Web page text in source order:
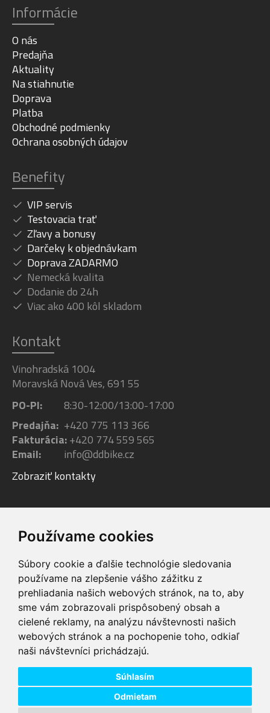
Používame cookies
Súbory cookie a ďalšie technológie sledovania
používame na zlepšenie vášho zážitku z
prehliadania našich webových stránok, na to, aby
sme vám zobrazovali prispôsobený obsah a
cielené reklamy, na analýzu návštevnosti našich
webových stránok a na pochopenie toho, odkiaľ
naši návštevníci prichádzajú.
Súhlasím
Odmietam
Informácie
O nás
Predajňa
Aktuality
Na stiahnutie
Doprava
Platba
Obchodné podmienky
Ochrana osobných údajov
Benefity
VIP servis
Testovacia trať
Zľavy a bonusy
Darčeky k objednávkam
Doprava ZADARMO
Nemecká kvalita
Dodanie do 24h
Viac ako 400 kôl skladom
Kontakt
Vinohradská 1004
Moravská Nová Ves, 691 55
PO-PI:
8:30-12:00/13:00-17:00
Predajňa: +420 775 113 366
Fakturácia:+420 774 559 565
Email:
info@ddbike.cz
Zobraziť kontakty
Facebook Instagram
VIP servis
na zakúpené
elektrobicykle
Testovacia trať
možnosť vyskúšať si
elektrobicykle
Doprava ZADARMO
pre objednávky nad tovar skladom pri